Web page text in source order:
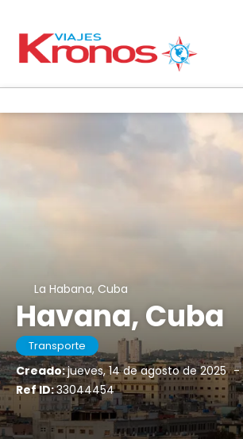
La Habana, Cuba
Havana, Cuba
Transporte
Creado:jueves, 14 de agosto de 2025 -
Ref ID:33044454